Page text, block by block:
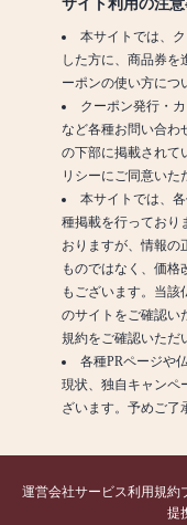
むことができます。
●典厩寺墓地：長野市
杵淵1000
千曲川そば
閑静な住宅地に佇む
典厩寺は、長野市篠
淵にある曹洞宗のお
す。
川中島の合戦で命を
た信玄の弟 典廐信
田信豊）ゆかりのお
両軍の戦死者の弔魂
ります。
他にもご案内可能な
さいませ。
充実した設備があり
のガーデナーが毎日
の清掃やお花の手入
います。
全区画永代供養付な
管理をすべてお任せ
ガーデンスタイルの
園です。
開園時間内は、エン
ークのスタッフが常
●旭霊園：上田市保
新区画増設、日当り
新区画を増設し、周
を取ったので、日当
良い。
住職ご夫妻の人柄も
園。
上田市街が一望でき
一休さんのはなおか
は、国道18号線沿い
し、無料駐車場完備
壇・仏具・お墓の専
す。
◎取扱い商品仏壇、
位牌、念珠、線香、
ク、香炉、神棚、掛
灯、フラワーアレン
ト、お神輿、地蔵ガ
ング石材、ペット墓
石、墓石用品、墓地
園、庭灯篭、他
◎営業時間9：30～
※定休日 水曜日・第
曜日
【近隣の墓地情報】
ク：長野県千曲市森
里」
ーが丁寧に対応いた
す。どうぞ、お気軽
掛けください。
【仏事に必要な商品
に品揃え】
家具調デザインが特
間にも置きやすいモ
壇やタンスの上に置
仏壇、伝統的な大型
金仏壇などを始め、
点ほどのお仏壇を取
ております。また、
お参りに欠かせない
やローソク、フラワ
ンジメントなどの小
の品揃えも充実して
す。敷地内には墓石
ご要望にお応えでき
う、商品情報に精通
サイト利用の注
本サイトでは、
した方に、商品券を
ーポンの使い方につ
クーポン発行・
など各種お問い合わ
の下部に掲載されて
リシーにご同意いた
本サイトでは、
種掲載を行っており
おりますが、情報の
ものではなく、価格
もございます。当該
のサイトをご確認い
規約をご確認いただ
各種PRページや
現状、独自キャンペ
ざいます。予めご了
運営会社サービス利用規約
提